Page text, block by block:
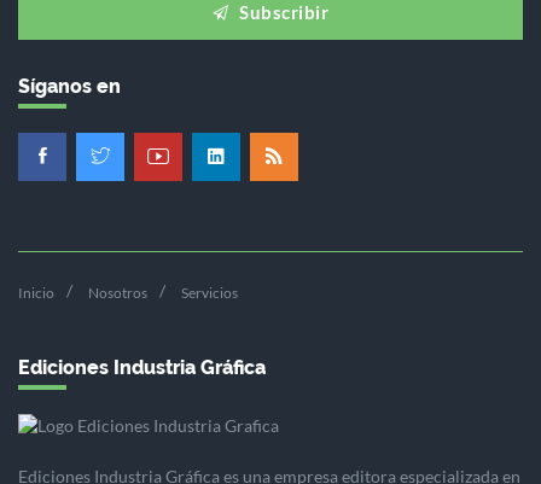
Subscribir
Síganos en
Inicio Nosotros Servicios
Ediciones Industria Gráfica
Ediciones Industria Gráfica es una empresa editora especializada en